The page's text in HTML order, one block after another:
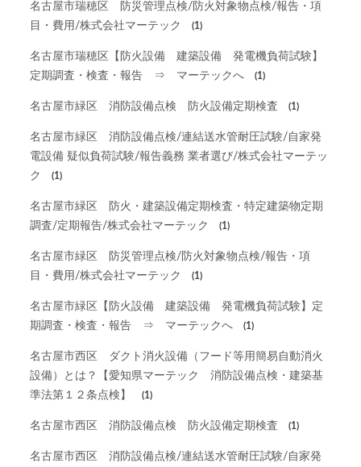
名古屋市瑞穂区 防災管理点検/防火対象物点検/報告・項
目・費用/株式会社マーテック
(1)
名古屋市瑞穂区【防火設備 建築設備 発電機負荷試験】
定期調査・検査・報告 ⇒ マーテックへ
(1)
名古屋市緑区 消防設備点検 防火設備定期検査 (1)
名古屋市緑区 消防設備点検/連結送水管耐圧試験/自家発
電設備 疑似負荷試験/報告義務 業者選び/株式会社マーテッ
ク
(1)
名古屋市緑区 防火・建築設備定期検査・特定建築物定期
調査/定期報告/株式会社マーテック
(1)
名古屋市緑区 防災管理点検/防火対象物点検/報告・項
目・費用/株式会社マーテック
(1)
名古屋市緑区【防火設備 建築設備 発電機負荷試験】定
期調査・検査・報告 ⇒ マーテックへ
(1)
名古屋市西区 ダクト消火設備（フード等用簡易自動消火
設備）とは？【愛知県マーテック 消防設備点検・建築基
準法第１２条点検】
(1)
名古屋市西区 消防設備点検 防火設備定期検査 (1)
名古屋市西区 消防設備点検/連結送水管耐圧試験/自家発